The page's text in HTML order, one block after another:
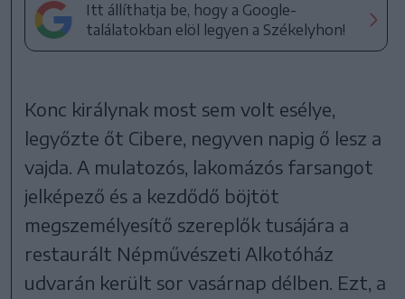
Itt állíthatja be, hogy a Google-
találatokban elöl legyen a Székelyhon!
Konc királynak most sem volt esélye,
legyőzte őt Cibere, negyven napig ő lesz a
vajda. A mulatozós, lakomázós farsangot
jelképező és a kezdődő böjtöt
megszemélyesítő szereplők tusájára a
restaurált Népművészeti Alkotóház
udvarán került sor vasárnap délben. Ezt, a